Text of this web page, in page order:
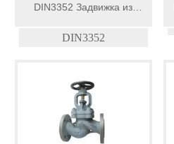
DIN3352 Задвижка из
NRS с бронзовыми
классификационного
общества
DIN3352